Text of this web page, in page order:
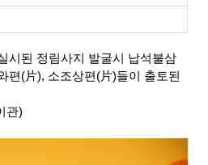
시된 정림사지 발굴시 납석불삼
편(片), 소조상편(片)들이 출토된
관)